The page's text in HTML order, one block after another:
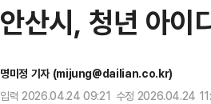
안산시, 청년 아이
명미정 기자 (mijung@dailian.co.kr)
입력 2026.04.24 09:21 수정 2026.04.24